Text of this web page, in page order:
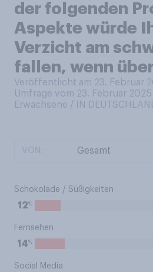
der folgenden
Aspekte würde
Verzicht am
fallen, wenn
Veröffentlicht am 23. Februar
Umfrage vom 23. Februar 2025
Erwachsene / IN
Schokolade / Süßigkeiten
12%
Fernsehen
14%
Social Media